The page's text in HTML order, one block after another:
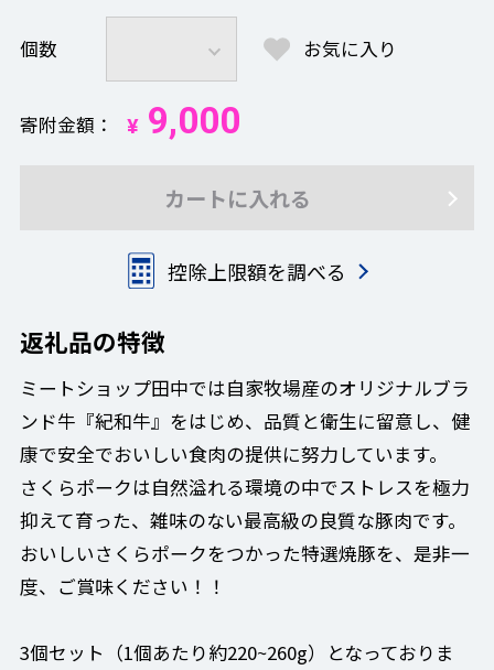
個数 お気に入り
寄附金額 ¥9,000
カートに入れる
控除上限額を調べる
返礼品の特徴
ミートショップ田中では自家牧場産のオリジナルブラ
ンド牛『紀和牛』をはじめ、品質と衛生に留意し、健
康で安全でおいしい食肉の提供に努力しています。
さくらポークは自然溢れる環境の中でストレスを極力
抑えて育った、雑味のない最高級の良質な豚肉です。
おいしいさくらポークをつかった特選焼豚を、是非一
度、ご賞味ください！！
3個セット（1個あたり約220~260g）となっておりま